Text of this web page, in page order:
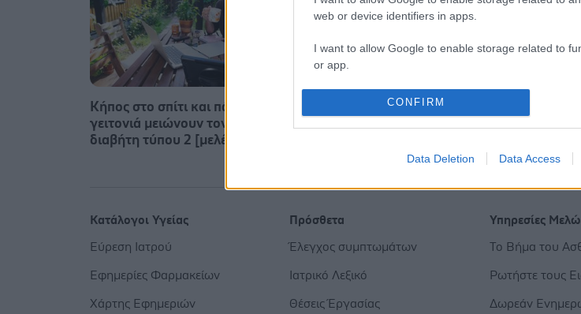
web or device identifiers in apps.
I want to allow Google to enable storage related to
or app.
I want to allow Google to enable storage related to
authentication functionality and fraud prevention, and
CONFIRM
Data Deletion Data Access
Κήπος στο σπίτι και πάρκα στη
γειτονιά μειώνουν τον κίνδυνο
διαβήτη τύπου 2 [μελέτη]
Βασιλακόπουλος : Στο
Κατάλογοι Υγείας
Εύρεση Ιατρού
Εφημερίες Φαρμακείων
Χάρτης Εφημεριών
Πρόσθετα
Έλεγχος συμπτωμάτων
Ιατρικό Λεξικό
Θέσεις Έργασίας
Υπηρεσίες
Το Βήμα του
Ρωτήστε τους
Δωρεάν